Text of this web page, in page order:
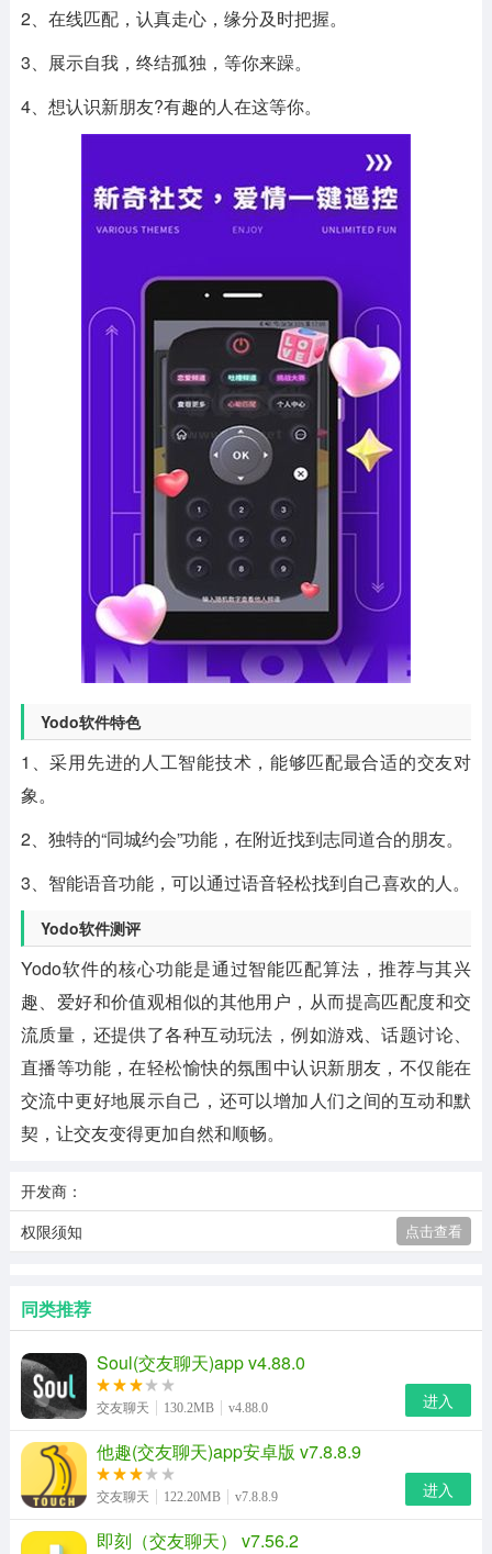
2、在线匹配，认真走心，缘分及时把握。
3、展示自我，终结孤独，等你来躁。
4、想认识新朋友?有趣的人在这等你。
Yodo软件特色
1、采用先进的人工智能技术，能够匹配最合适的交友对
象。
2、独特的“同城约会”功能，在附近找到志同道合的朋友。
3、智能语音功能，可以通过语音轻松找到自己喜欢的人。
Yodo软件测评
Yodo软件的核心功能是通过智能匹配算法，推荐与其兴
趣、爱好和价值观相似的其他用户，从而提高匹配度和交
流质量，还提供了各种互动玩法，例如游戏、话题讨论、
直播等功能，在轻松愉快的氛围中认识新朋友，不仅能在
交流中更好地展示自己，还可以增加人们之间的互动和默
契，让交友变得更加自然和顺畅。
开发商：
权限须知
点击查看
同类推荐
Soul(交友聊天)app v4.88.0
交友聊天 130.2MB v4.88.0 进入
他趣(交友聊天)app安卓版 v7.8.8.9
交友聊天 122.20MB v7.8.8.9 进入
即刻（交友聊天） v7.56.2